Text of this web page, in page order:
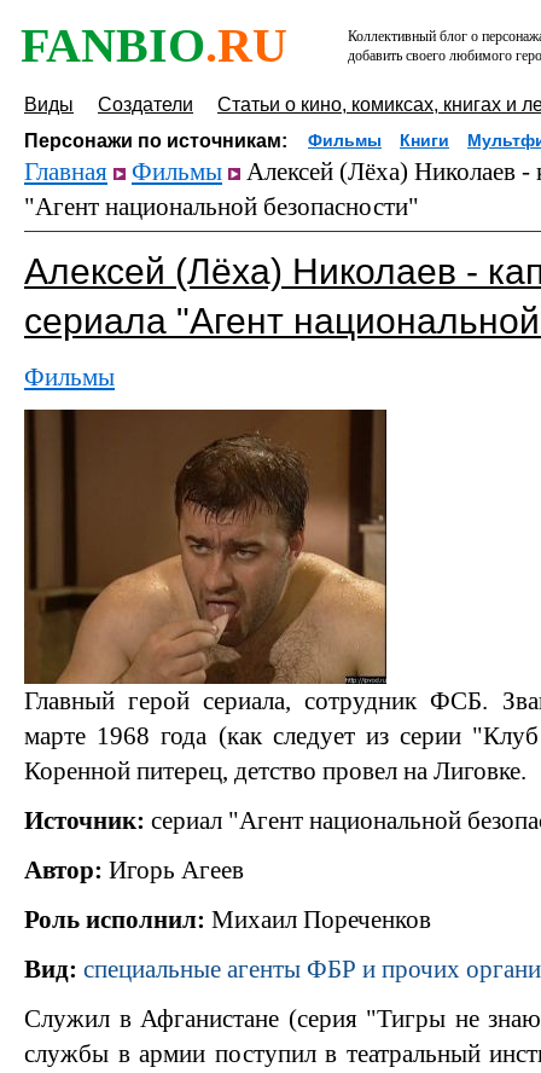
FANBIO.RU
Коллективный блог о
добавить своего любимого
Виды Создатели
Статьи о кино, комиксах, книгах и
Персонажи по источникам:
Фильмы Книги
Главная Фильмы
Алексей (Лёха) Николаев -
"Агент национальной безопасности"
Алексей (Лёха) Николаев -
сериала "Агент
Фильмы
Главный герой сериала, сотрудник ФСБ.
марте 1968 года (как следует из серии
Коренной питерец, детство провел на Лиговке.
Источник: сериал "Агент национальной
Автор: Игорь Агеев
Роль исполнил: Михаил Пореченков
Вид: специальные агенты ФБР и прочих
Служил в Афганистане (серия "Тигры не
службы в армии поступил в театральный